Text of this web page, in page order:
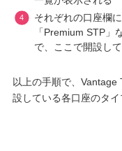
それぞれの口座欄
「Premium STP」
で、ここで開設し
以上の手順で、Vantage
設している各口座のタイ